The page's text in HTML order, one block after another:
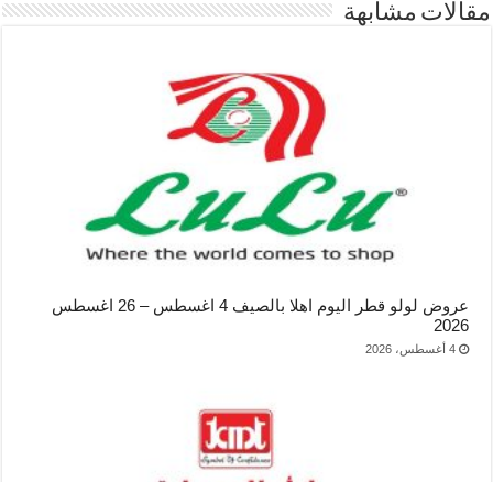
مقالات مشابهة
عروض لولو قطر اليوم اهلا بالصيف 4 اغسطس – 26 اغسطس
2026
4 أغسطس، 2026